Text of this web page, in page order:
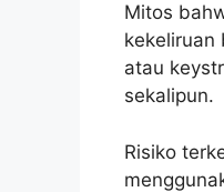
Mitos
kekeliruan
atau
sekalipun.
Risiko